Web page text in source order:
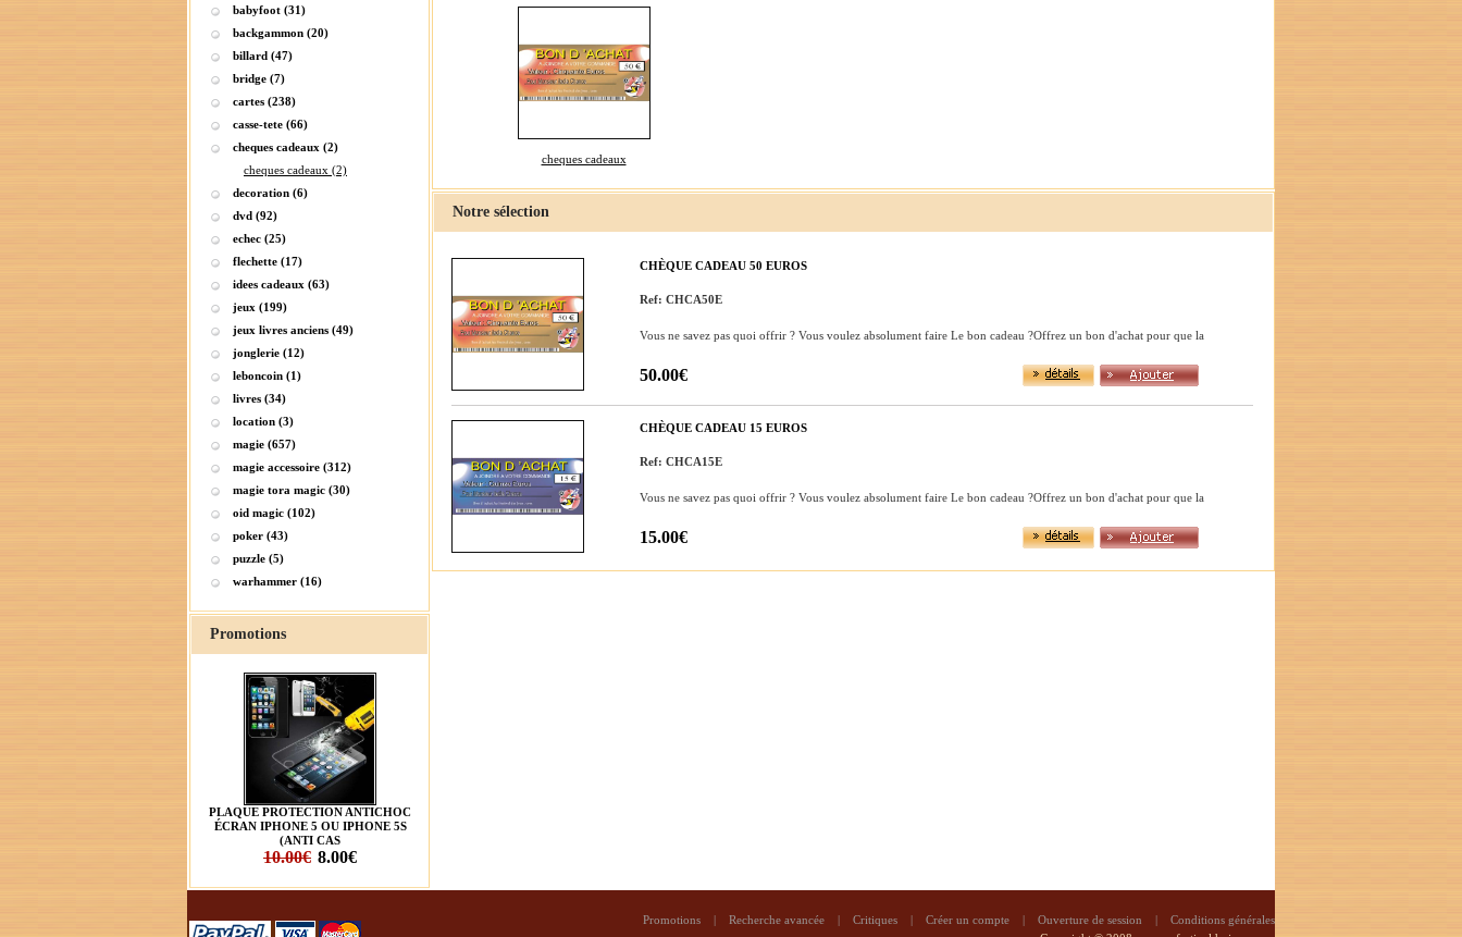
babyfoot (31)
backgammon (20)
billard (47)
bridge (7)
cartes (238)
casse-tete (66)
cheques cadeaux (2)
cheques cadeaux (2)
decoration (6)
dvd (92)
echec (25)
flechette (17)
idees cadeaux (63)
jeux (199)
jeux livres anciens (49)
jonglerie (12)
leboncoin (1)
livres (34)
location (3)
magie (657)
magie accessoire (312)
magie tora magic (30)
oid magic (102)
poker (43)
puzzle (5)
warhammer (16)
Promotions
PLAQUE PROTECTION ANTICHOC
ÉCRAN IPHONE 5 OU IPHONE 5S
(ANTI CAS
10.00€ 8.00€
cheques cadeaux
Notre sélection
CHÈQUE CADEAU 50 EUROS
Ref: CHCA50E
Vous ne savez pas quoi offrir ? Vous voulez absolument faire Le bon cadeau ?Offrez un bon d'achat pour que la
50.00€
CHÈQUE CADEAU 15 EUROS
Ref: CHCA15E
Vous ne savez pas quoi offrir ? Vous voulez absolument faire Le bon cadeau ?Offrez un bon d'achat pour que la
15.00€
Promotions | Recherche avancée | Critiques | Créer un compte | Ouverture de session |
Conditions générales